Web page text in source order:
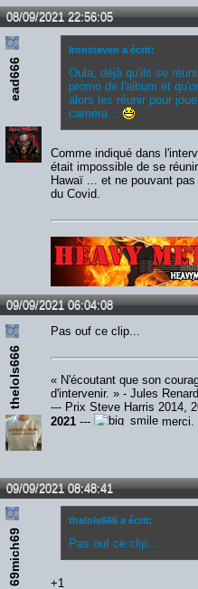
08/09/2021 22:56:05
ead666
Ironsteven a écrit:
Oula, déjà qu'ils se
promo de l'album et
alors les réunir pour
caméra...
Comme indiqué dans
était impossible de se
Hawaï ... et ne pouvant
du Covid.
Lien :http://
09/09/2021 06:04:08
thelols666
Pas ouf ce clip...
« N'écoutant que son
d'intervenir. » - Jules Renard
--- Prix Steve Harris 2014,
2021 --- merci,
09/09/2021 08:48:41
69mich69
thelols666 a écrit:
Pas ouf ce clip...
+1